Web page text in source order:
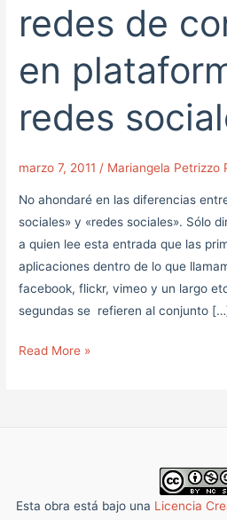
redes de
en
redes
marzo 7, 2011 / Mariangela Petrizzo
No ahondaré en las diferencias
sociales» y «redes sociales». Sólo
a quien lee esta entrada que las
aplicaciones dentro de lo que
facebook, flickr, vimeo y un largo
segundas se refieren al conjunto
en
plataformas
de
sociales
Read More »
Esta obra está bajo una Licencia